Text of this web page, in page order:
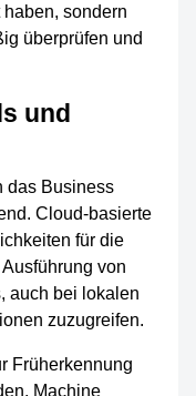
sondern
überprüfen und
und
das Business
Cloud-basierte
für die
von
auch bei lokalen
zuzugreifen.
Früherkennung
Machine